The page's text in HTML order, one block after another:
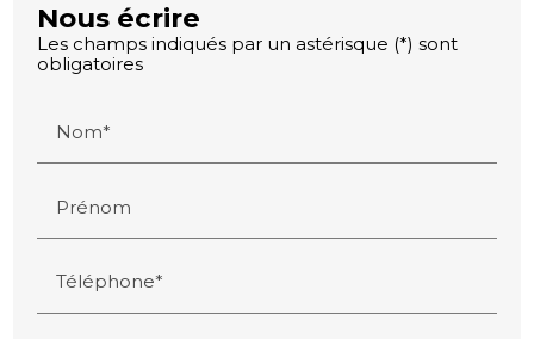
Nous écrire
Les champs indiqués par un astérisque (*) sont
obligatoires
Nom*
Prénom
Téléphone*